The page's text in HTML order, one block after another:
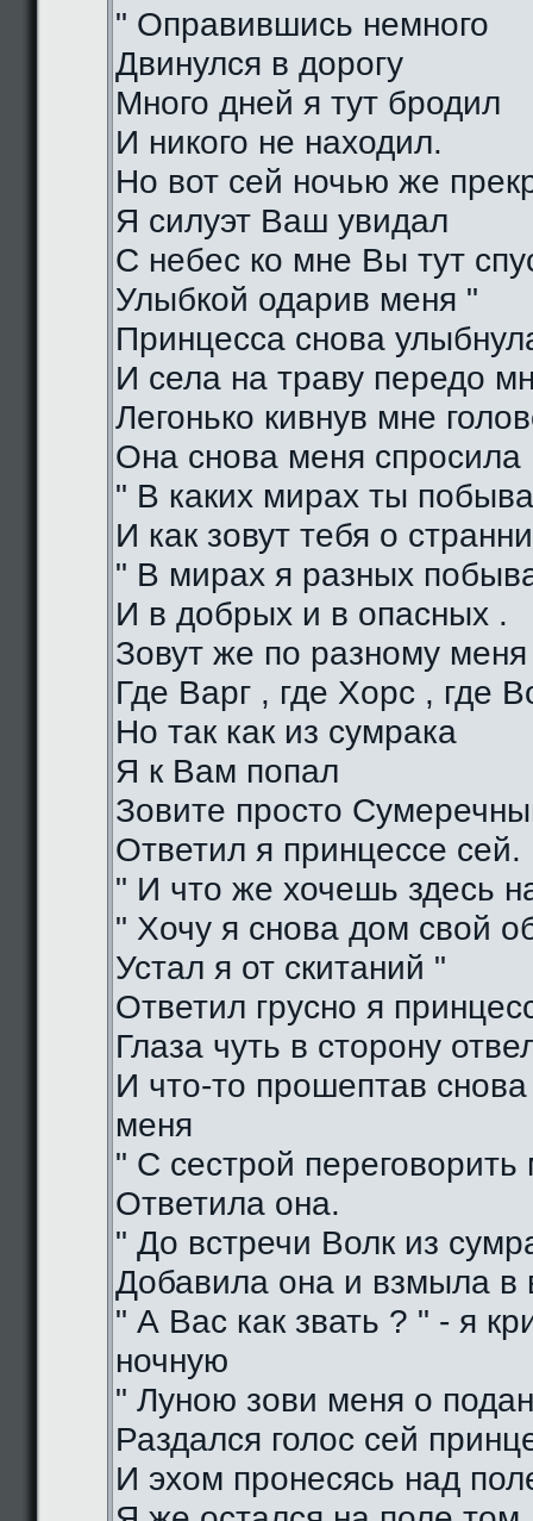
" Оправившись немного
Двинулся в дорогу
Много дней я тут бродил
И никого не находил.
Но вот сей ночью же
Я силуэт Ваш увидал
С небес ко мне Вы тут
Улыбкой одарив меня "
Принцесса снова
И села на траву передо
Легонько кивнув мне
Она снова меня спросила
" В каких мирах ты
И как зовут тебя о
" В мирах я разных
И в добрых и в опасных .
Зовут же по разному меня
Где Варг , где Хорс , где
Но так как из сумрака
Я к Вам попал
Зовите просто
Ответил я принцессе сей.
" И что же хочешь здесь
" Хочу я снова дом свой
Устал я от скитаний "
Ответил грусно я
Глаза чуть в сторону
И что-то прошептав
меня
" С сестрой
Ответила она.
" До встречи Волк из
Добавила она и взмыла в
" А Вас как звать ? " - я
ночную
" Луною зови меня о
Раздался голос сей
И эхом пронесясь над